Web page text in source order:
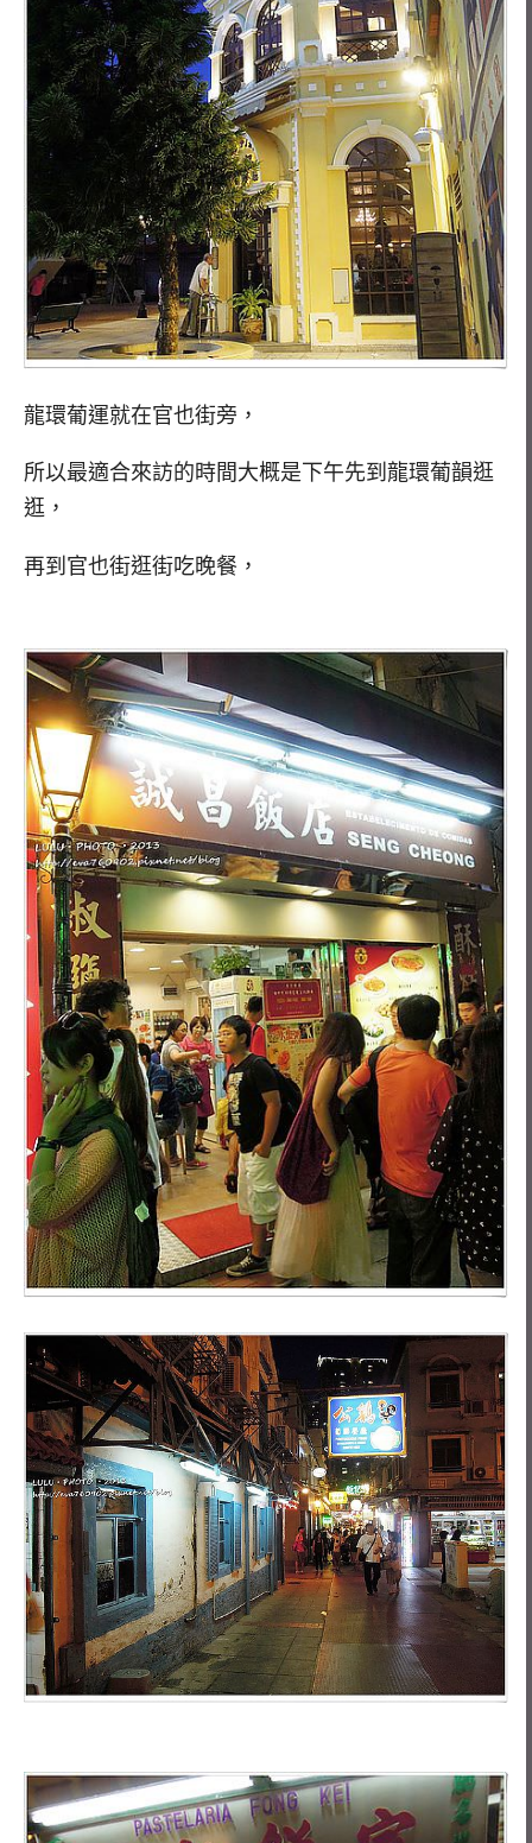
龍環葡運就在官也街旁，
所以最適合來訪的時間大概是下午先到龍環葡韻逛
逛，
再到官也街逛街吃晚餐，